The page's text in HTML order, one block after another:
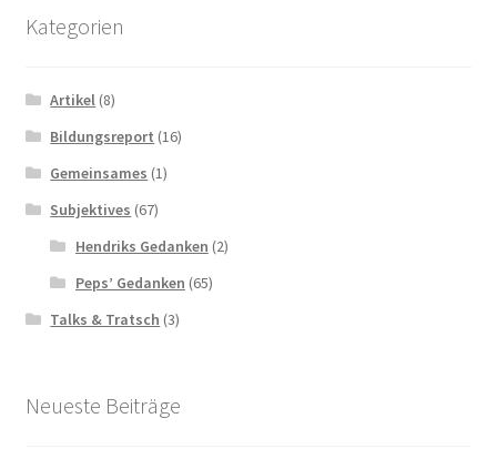
Kategorien
Artikel (8)
Bildungsreport (16)
Gemeinsames (1)
Subjektives (67)
Hendriks Gedanken (2)
Peps’ Gedanken (65)
Talks & Tratsch (3)
Neueste Beiträge